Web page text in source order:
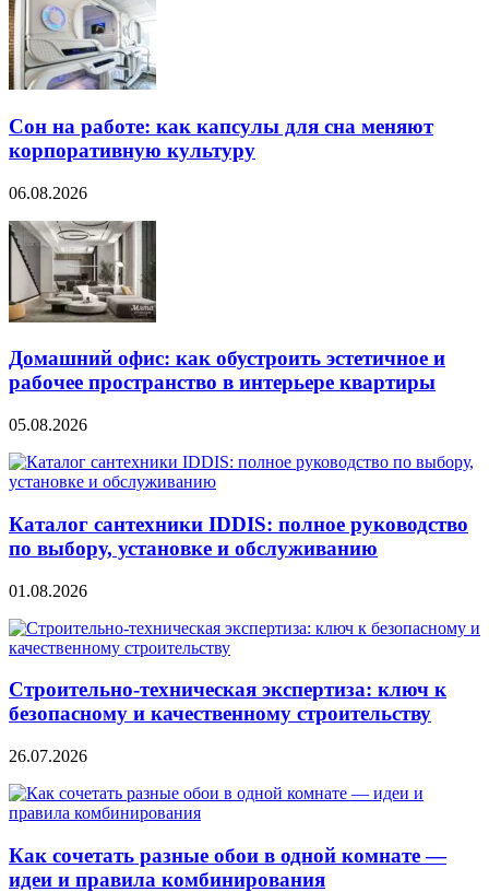
Сон на работе: как капсулы для сна меняют
корпоративную культуру
06.08.2026
Домашний офис: как обустроить эстетичное и
рабочее пространство в интерьере квартиры
05.08.2026
Каталог сантехники IDDIS: полное руководство
по выбору, установке и обслуживанию
01.08.2026
Строительно‑техническая экспертиза: ключ к
безопасному и качественному строительству
26.07.2026
Как сочетать разные обои в одной комнате —
идеи и правила комбинирования